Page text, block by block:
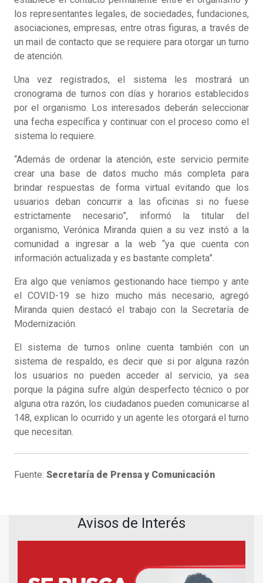
los representantes legales, de sociedades, fundaciones,
asociaciones, empresas, entre otras figuras, a través de
un mail de contacto que se requiere para otorgar un turno
de atención.
Una vez registrados, el sistema les mostrará un
cronograma de turnos con días y horarios establecidos
por el organismo. Los interesados deberán seleccionar
una fecha específica y continuar con el proceso como el
sistema lo requiere.
“Además de ordenar la atención, este servicio permite
crear una base de datos mucho más completa para
brindar respuestas de forma virtual evitando que los
usuarios deban concurrir a las oficinas si no fuese
estrictamente necesario”, informó la titular del
organismo, Verónica Miranda quien a su vez instó a la
comunidad a ingresar a la web “ya que cuenta con
información actualizada y es bastante completa”.
Era algo que veníamos gestionando hace tiempo y ante
el COVID-19 se hizo mucho más necesario, agregó
Miranda quien destacó el trabajo con la Secretaría de
Modernización.
El sistema de turnos online cuenta también con un
sistema de respaldo, es decir que si por alguna razón
los usuarios no pueden acceder al servicio, ya sea
porque la página sufre algún desperfecto técnico o por
alguna otra razón, los ciudadanos pueden comunicarse al
148, explican lo ocurrido y un agente les otorgará el turno
que necesitan.
Fuente: Secretaría de Prensa y Comunicación
Avisos de Interés